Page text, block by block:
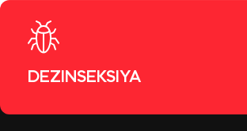
DEZINSEKSIYA